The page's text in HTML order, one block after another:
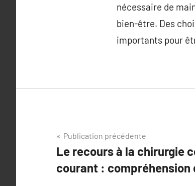
nécessaire de
bien-être. Des
importants pour
Navigation
de
l’article
Publication précédente
Le recours à la chirurgie
courant :